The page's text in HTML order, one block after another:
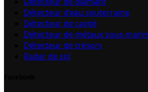
Détecteur d’eau souterraine
Détecteur de cavité
Détecteur de métaux sous-marin
Détecteur de trésors
Radar de sol